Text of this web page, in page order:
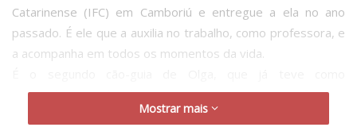
Catarinense (IFC) em Camboriú e entregue a ela no ano
passado. É ele que a auxilia no trabalho, como professora, e
a acompanha em todos os momentos da vida.
companheira a labradora Misty, por 12 anos. A professora
frequenta Balneário Camboriú toda temporada e já havia
Mostrar mais